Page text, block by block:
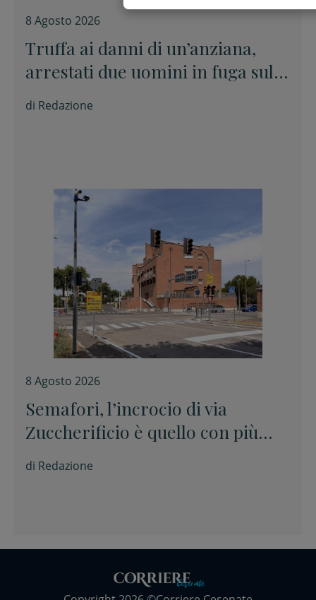
8 Agosto 2026
Truffa ai danni di un’anziana,
arrestati due uomini in fuga sulla
E45
di Redazione
8 Agosto 2026
Semafori, l’incrocio di via
Zuccherificio è quello con più
sanzioni per il passaggio con il
rosso
di Redazione